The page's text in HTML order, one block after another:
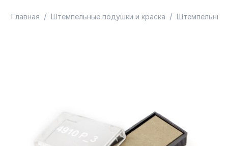
Главная / Штемпельные подушки и краска / Штемпельные